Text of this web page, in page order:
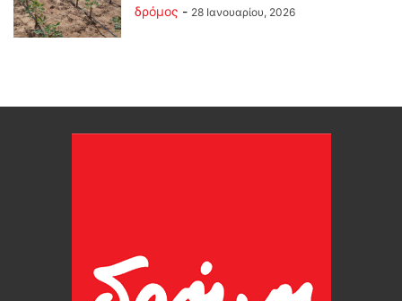
δρόμος - 28 Ιανουαρίου, 2026